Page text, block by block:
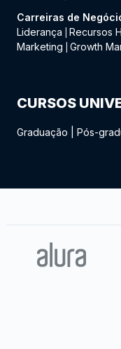
Carreiras de
Liderança
Recursos
Marketing
Growth
CURSOS
Graduação Pós-